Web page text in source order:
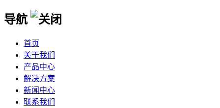
导航
首页
关于我们
产品中心
解决方案
新闻中心
联系我们